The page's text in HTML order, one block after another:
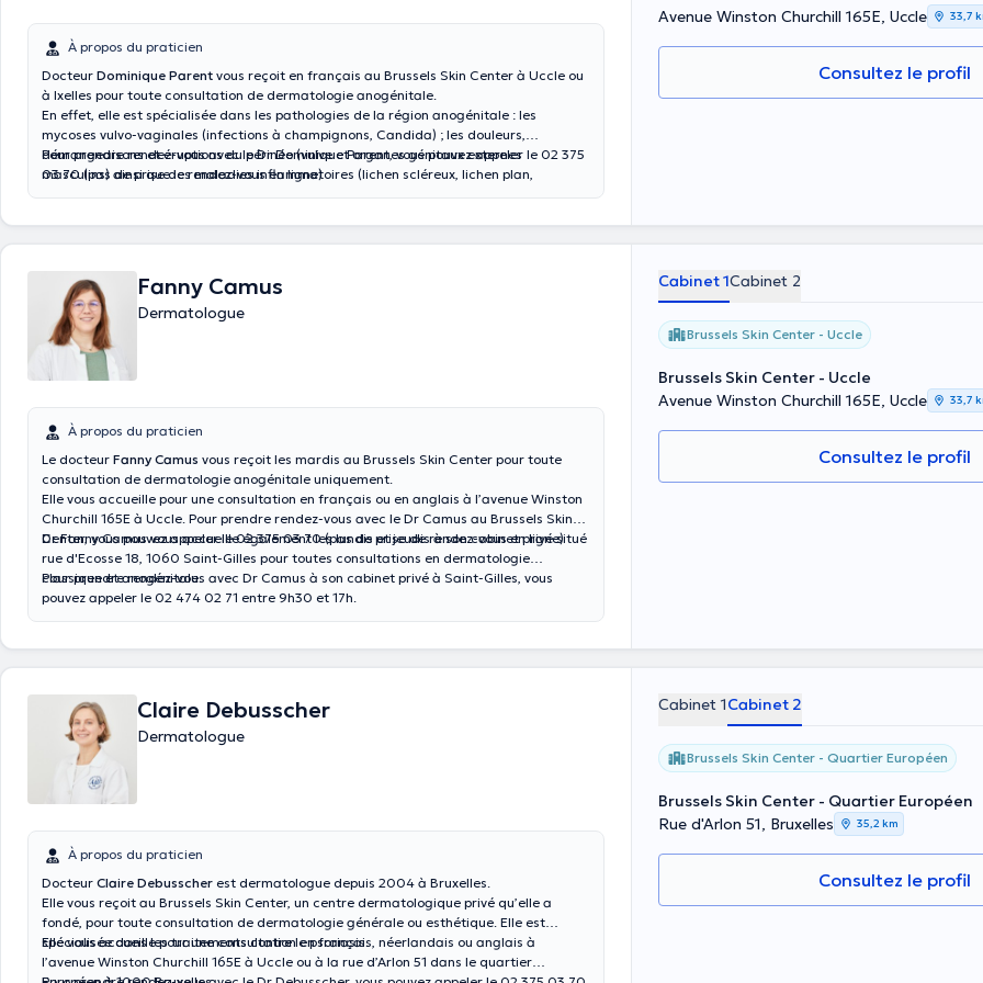
À propos du praticien
Docteur Dominique Parent vous reçoit en français au Brussels Skin Center à Uccle ou
à Ixelles pour toute consultation de dermatologie anogénitale.
En effet, elle est spécialisée dans les pathologies de la région anogénitale : les
mycoses vulvo-vaginales (infections à champignons, Candida) ; les douleurs,
démangeaisons et éruptions du périnée (vulve et organes génitaux externes
masculins) ainsi que les maladies inflammatoires (lichen scléreux, lichen plan,
Pour prendre rendez-vous avec le Dr Dominique Parent, vous pouvez appeler le 02 375
03 70 (pas de prise de rendez-vous en ligne)
Avenue Winston Churchill 165E, Uccle
33,7
Consultez le profil
Fanny Camus
Dermatologue
À propos du praticien
Le docteur Fanny Camus vous reçoit les mardis au Brussels Skin Center pour toute
consultation de dermatologie anogénitale uniquement.
Elle vous accueille pour une consultation en français ou en anglais à l’avenue Winston
Churchill 165E à Uccle. Pour prendre rendez-vous avec le Dr Camus au Brussels Skin
Center, vous pouvez appeler le 02 375 03 70 (pas de prise de rendez-vous en ligne)
Dr Fanny Camus vous accueille également les lundis et jeudis à son cabinet privé situé
rue d'Ecosse 18, 1060 Saint-Gilles pour toutes consultations en dermatologie
classique et anogénitale.
Pour prendre rendez-vous avec Dr Camus à son cabinet privé à Saint-Gilles, vous
pouvez appeler le 02 474 02 71 entre 9h30 et 17h.
Cabinet 1Cabinet 2
Brussels Skin Center - Uccle
Brussels Skin Center - Uccle
Avenue Winston Churchill 165E, Uccle
33,7
Consultez le profil
Claire Debusscher
Dermatologue
À propos du praticien
Docteur Claire Debusscher est dermatologue depuis 2004 à Bruxelles.
Elle vous reçoit au Brussels Skin Center, un centre dermatologique privé qu’elle a
fondé, pour toute consultation de dermatologie générale ou esthétique. Elle est
spécialisée dans les traitements contre le psoriasis.
Elle vous accueille pour une consultation en français, néerlandais ou anglais à
l’avenue Winston Churchill 165E à Uccle ou à la rue d’Arlon 51 dans le quartier
Cabinet 1Cabinet 2
Brussels Skin Center - Quartier Européen
Brussels Skin Center - Quartier Européen
Rue d'Arlon 51, Bruxelles
35,2 km
Consultez le profil